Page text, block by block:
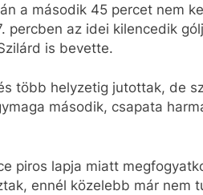
a második 45 percet nem
percben az idei kilencedik
is bevette.
több helyzetig jutottak, de
második, csapata
piros lapja miatt
ennél közelebb már nem